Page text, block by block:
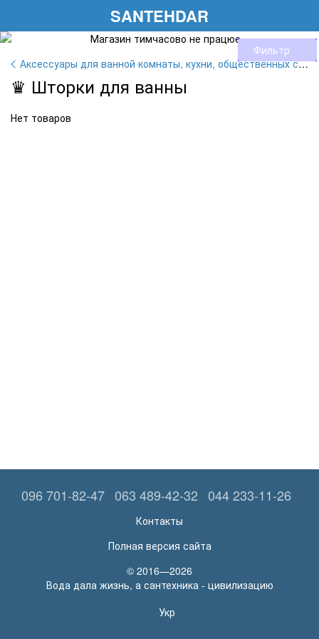
SANTEHDAR
Аксессуары для ванной комнаты, кухни, общественных санузлов
Фильтр
♛ Шторки для ванны
Нет товаров
096 701-82-47 063 489-42-32 044 233-11-26
Контакты
Полная версия сайта
© 2016—2026
Вода дала жизнь, а сантехника - цивилизацию
Укр